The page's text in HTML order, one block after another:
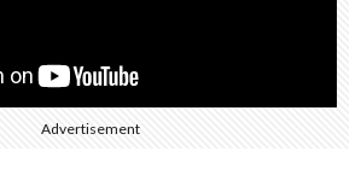
Advertisement